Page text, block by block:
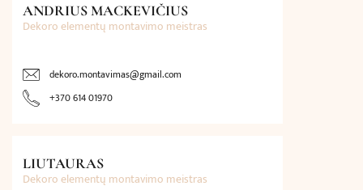
ANDRIUS MACKEVIČIUS
Dekoro elementų montavimo meistras
dekoro.montavimas@gmail.com
+370 614 01970
LIUTAURAS
Dekoro elementų montavimo meistras